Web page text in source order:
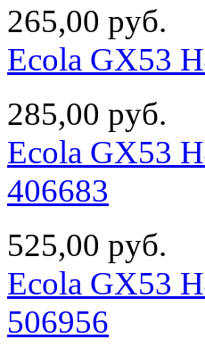
265,00 руб.
Ecola GX53
285,00 руб.
Ecola GX53
406683
525,00 руб.
Ecola GX53
506956